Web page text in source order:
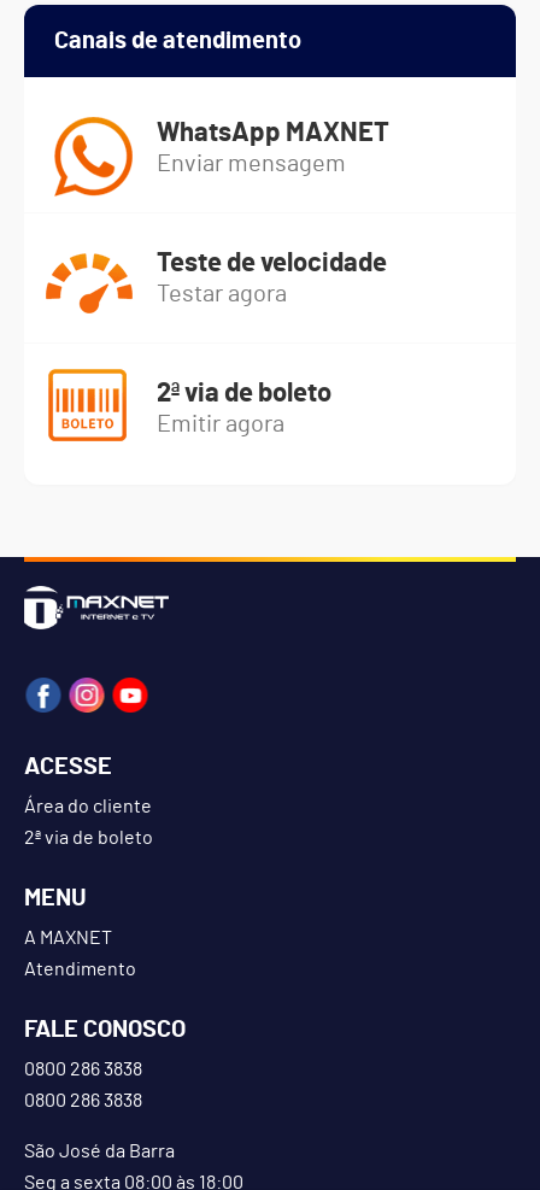
Canais de atendimento
WhatsApp MAXNET
Enviar mensagem
Teste de velocidade
Testar agora
2ª via de boleto
Emitir agora
ACESSE
Área do cliente
2ª via de boleto
MENU
A MAXNET
Atendimento
FALE CONOSCO
0800 286 3838
0800 286 3838
São José da Barra
Seg a sexta 08:00 às 18:00